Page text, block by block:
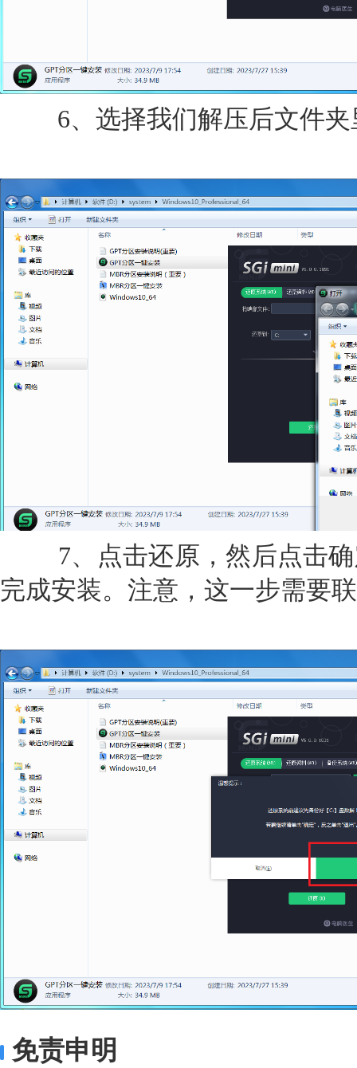
6、选择我们解压后文件夹
7、点击还原，然后点击确
完成安装。注意，这一步需要
免责申明